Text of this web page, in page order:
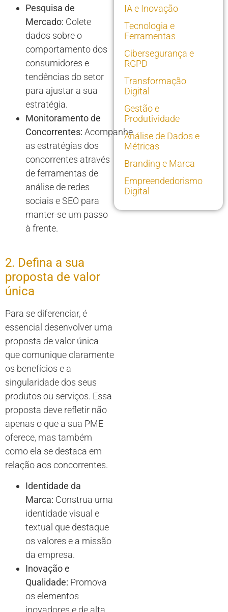
Pesquisa de
Mercado: Colete
dados sobre o
comportamento dos
consumidores e
tendências do setor
para ajustar a sua
estratégia.
Monitoramento de
Concorrentes: Acompanhe
as estratégias dos
concorrentes através
de ferramentas de
análise de redes
sociais e SEO para
manter-se um passo
à frente.
2. Defina a sua
proposta de valor
única
Para se diferenciar, é
essencial desenvolver uma
proposta de valor única
que comunique claramente
os benefícios e a
singularidade dos seus
produtos ou serviços. Essa
proposta deve refletir não
apenas o que a sua PME
oferece, mas também
como ela se destaca em
relação aos concorrentes.
Identidade da
Marca: Construa uma
identidade visual e
textual que destaque
os valores e a missão
da empresa.
Inovação e
Qualidade: Promova
os elementos
inovadores e de alta
IA e Inovação
Tecnologia e
Ferramentas
Cibersegurança e
RGPD
Transformação
Digital
Gestão e
Produtividade
Análise de Dados e
Métricas
Branding e Marca
Empreendedorismo
Digital